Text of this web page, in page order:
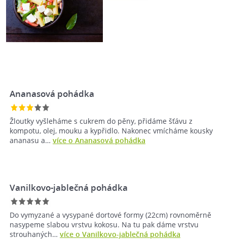
Ananasová pohádka
Žloutky vyšleháme s cukrem do pěny, přidáme šťávu z
kompotu, olej, mouku a kypřidlo. Nakonec vmícháme kousky
ananasu a… více o Ananasová pohádka
Vanilkovo-jablečná pohádka
Do vymyzané a vysypané dortové formy (22cm) rovnoměrně
nasypeme slabou vrstvu kokosu. Na tu pak dáme vrstvu
strouhaných… více o Vanilkovo-jablečná pohádka